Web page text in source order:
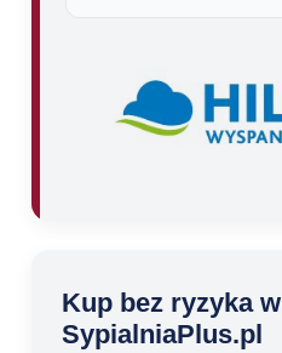
Kup bez ryzyka w
SypialniaPlus.pl